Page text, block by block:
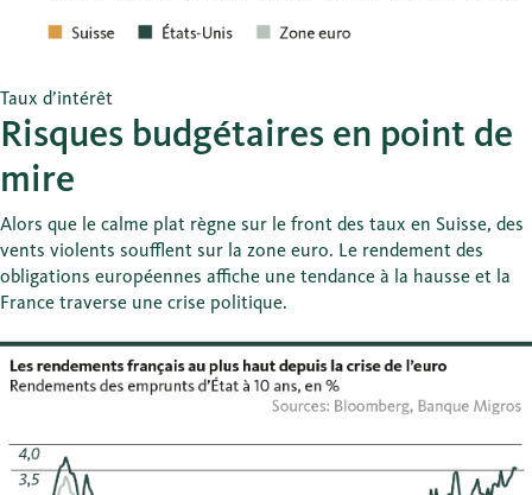
Taux d’intérêt
Risques budgétaires en point de
mire
Alors que le calme plat règne sur le front des taux en Suisse, des
vents violents soufflent sur la zone euro. Le rendement des
obligations européennes affiche une tendance à la hausse et la
France traverse une crise politique.